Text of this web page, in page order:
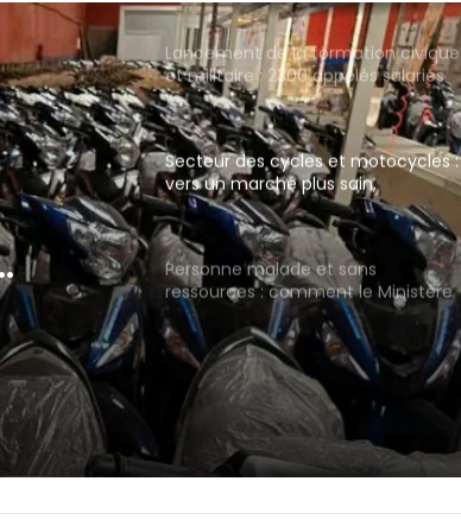
le
et
il
Lancement de la formation civique
et militaire : 2300 appelés salariés
outillés sur les valeurs citoyennes
et patriotiques
Secteur des cycles et motocycles :
vers un marché plus sain,
transparent et équitable
Personne malade et sans
ressources : comment le Ministère
de la Famille et de la Solidarité
intervient-il ?